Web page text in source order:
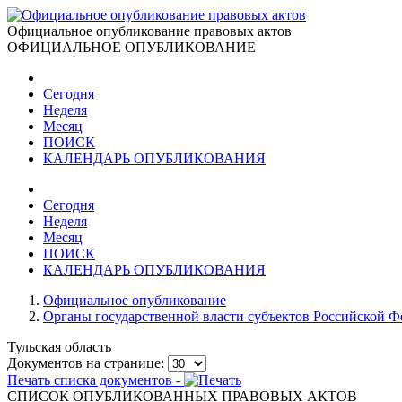
Официальное опубликование правовых актов
ОФИЦИАЛЬНОЕ ОПУБЛИКОВАНИЕ
Сегодня
Неделя
Месяц
ПОИСК
КАЛЕНДАРЬ ОПУБЛИКОВАНИЯ
Сегодня
Неделя
Месяц
ПОИСК
КАЛЕНДАРЬ ОПУБЛИКОВАНИЯ
Официальное опубликование
Органы государственной власти субъектов Российской
Тульская область
Документов на странице:
Печать списка документов -
СПИСОК ОПУБЛИКОВАННЫХ ПРАВОВЫХ АКТОВ